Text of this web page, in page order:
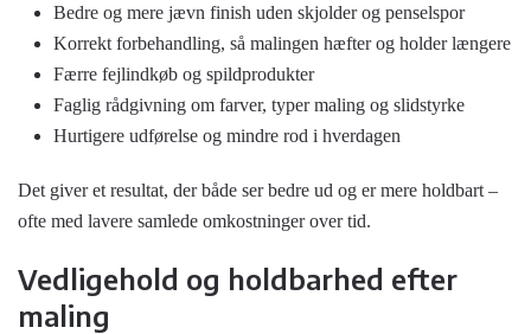
Bedre og mere jævn finish uden skjolder og penselspor
Korrekt forbehandling, så malingen hæfter og holder længere
Færre fejlindkøb og spildprodukter
Faglig rådgivning om farver, typer maling og slidstyrke
Hurtigere udførelse og mindre rod i hverdagen
Det giver et resultat, der både ser bedre ud og er mere holdbart –
ofte med lavere samlede omkostninger over tid.
Vedligehold og holdbarhed efter
maling